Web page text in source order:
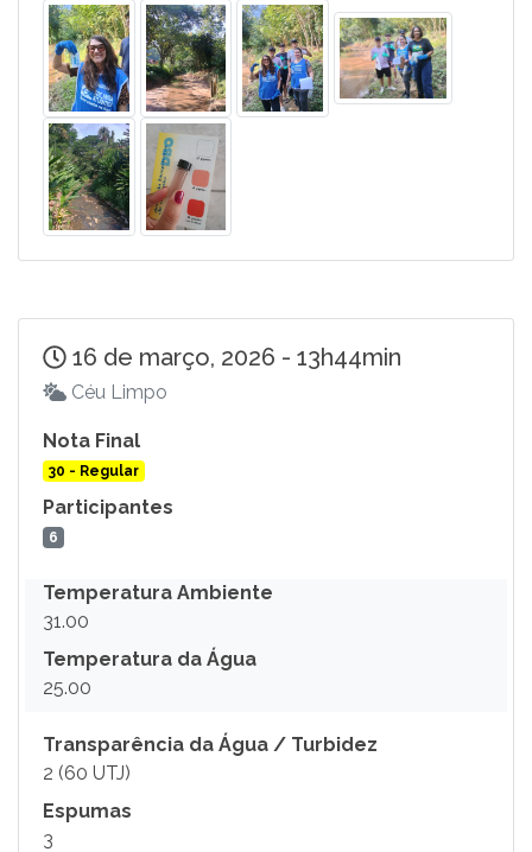
16 de março, 2026 - 13h44min
Céu Limpo
Nota Final
30 - Regular
Participantes
6
Temperatura Ambiente
31.00
Temperatura da Água
25.00
Transparência da Água / Turbidez
2 (60 UTJ)
Espumas
3